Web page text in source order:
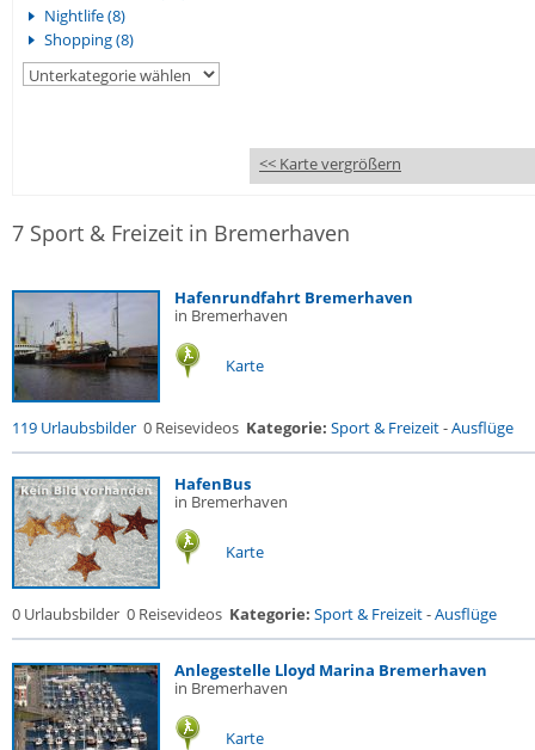
Nightlife (8)
Shopping (8)
<< Karte vergrößern
7 Sport & Freizeit in Bremerhaven
Hafenrundfahrt Bremerhaven
in Bremerhaven
Karte
119 Urlaubsbilder 0 Reisevideos Kategorie: Sport & Freizeit-Ausflüge
HafenBus
in Bremerhaven
Karte
0 Urlaubsbilder 0 Reisevideos Kategorie: Sport & Freizeit-Ausflüge
Anlegestelle Lloyd Marina Bremerhaven
in Bremerhaven
Karte